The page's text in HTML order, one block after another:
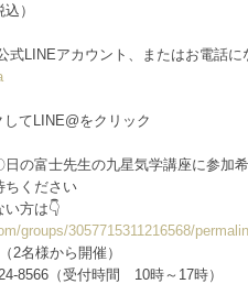
）
式LINEアカウント、またはお電話に
てLINE@をクリック
の富士先生の九星気学講座に参加
ください
方は👇
groups/3057715311216568/
2名様から開催）
8566（受付時間 10時～17時）